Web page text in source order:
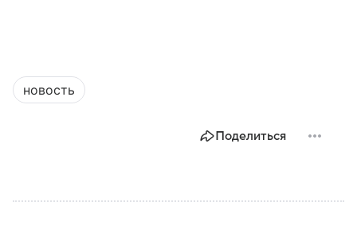
новость
Поделиться